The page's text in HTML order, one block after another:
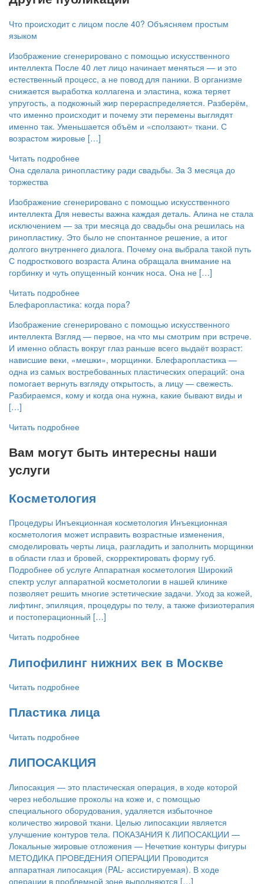
Что происходит с лицом после 40? Объясняем простым
языком
Изображение сгенерировано с помощью искусственного
интеллекта После 40 лет лицо начинает меняться — и это
естественный процесс, а не повод для паники. В организме
снижается выработка коллагена и эластина, кожа теряет
упругость, а подкожный жир перераспределяется. Разберём,
что именно происходит и почему эти перемены выглядят
именно так. Уменьшается объём и «сползают» ткани. С
возрастом жировые […]
Читать подробнее
Она сделала ринопластику ради свадьбы. За 3 месяца до
торжества
Изображение сгенерировано с помощью искусственного
интеллекта Для невесты важна каждая деталь. Алина не стала
исключением — за три месяца до свадьбы она решилась на
ринопластику. Это было не спонтанное решение, а итог
долгого внутреннего диалога. Почему она выбрала такой путь
С подросткового возраста Алина обращала внимание на
горбинку и чуть опущенный кончик носа. Она не […]
Читать подробнее
Блефаропластика: когда пора?
Изображение сгенерировано с помощью искусственного
интеллекта Взгляд — первое, на что мы смотрим при встрече.
И именно область вокруг глаз раньше всего выдаёт возраст:
нависшие веки, «мешки», морщинки. Блефаропластика —
одна из самых востребованных пластических операций: она
помогает вернуть взгляду открытость, а лицу — свежесть.
Разбираемся, кому и когда она нужна, какие бывают виды и
[…]
Читать подробнее
Вам могут быть интересны наши
услуги
Косметология
Процедуры Инъекционная косметология Инъекционная
косметология может исправить возрастные изменения,
смоделировать черты лица, разгладить и заполнить морщинки
в области глаз и бровей, скорректировать форму губ.
Подробнее об услуге Аппаратная косметология Широкий
спектр услуг аппаратной косметологии в нашей клинике
позволяет решить многие эстетические задачи. Уход за кожей,
лифтинг, эпиляция, процедуры по телу, а также физиотерапия
и постоперационный […]
Читать подробнее
Липофилинг нижних век в Москве
Читать подробнее
Пластика лица
Читать подробнее
ЛИПОСАКЦИЯ
Липосакция — это пластическая операция, в ходе которой
через небольшие проколы на коже и, с помощью
специального оборудования, удаляется избыточное
количество жировой ткани. Целью липосакции является
улучшение контуров тела. ПОКАЗАНИЯ К ЛИПОСАКЦИИ —
Локальные жировые отложения — Нечеткие контуры фигуры
МЕТОДИКА ПРОВЕДЕНИЯ ОПЕРАЦИИ Проводится
аппаратная липосакция (PAL- ассистируемая). В ходе
операции в проблемной зоне выполняются […]